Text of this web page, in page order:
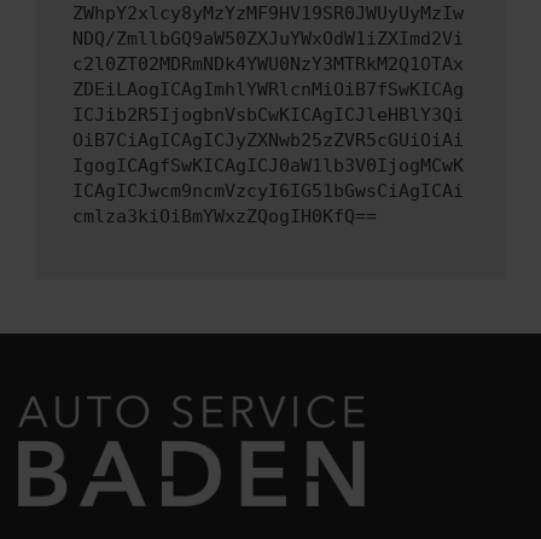
ZWhpY2xlcy8yMzYzMF9HV19SR0JWUyUyMzIw
NDQ/ZmllbGQ9aW50ZXJuYWxOdW1iZXImd2Vi
c2l0ZT02MDRmNDk4YWU0NzY3MTRkM2Q1OTAx
ZDEiLAogICAgImhlYWRlcnMiOiB7fSwKICAg
ICJib2R5IjogbnVsbCwKICAgICJleHBlY3Qi
OiB7CiAgICAgICJyZXNwb25zZVR5cGUiOiAi
IgogICAgfSwKICAgICJ0aW1lb3V0IjogMCwK
ICAgICJwcm9ncmVzcyI6IG51bGwsCiAgICAi
cmlza3kiOiBmYWxzZQogIH0KfQ==